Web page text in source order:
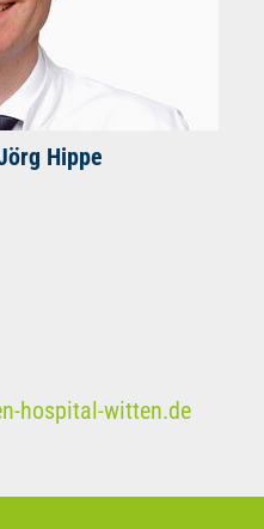
Hippe
hospital-witten.de